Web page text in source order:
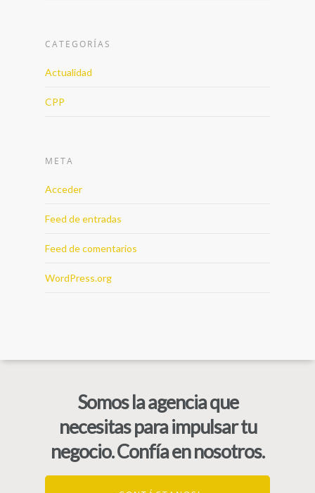
CATEGORÍAS
Actualidad
CPP
META
Acceder
Feed de entradas
Feed de comentarios
WordPress.org
Somos la agencia que
necesitas para impulsar tu
negocio. Confía en nosotros.